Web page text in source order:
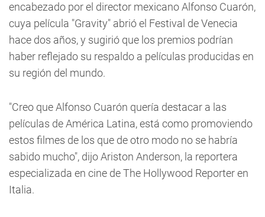
encabezado por el director mexicano Alfonso Cuarón,
cuya película "Gravity" abrió el Festival de Venecia
hace dos años, y sugirió que los premios podrían
haber reflejado su respaldo a películas producidas en
su región del mundo.
"Creo que Alfonso Cuarón quería destacar a las
películas de América Latina, está como promoviendo
estos filmes de los que de otro modo no se habría
sabido mucho", dijo Ariston Anderson, la reportera
especializada en cine de The Hollywood Reporter en
Italia.